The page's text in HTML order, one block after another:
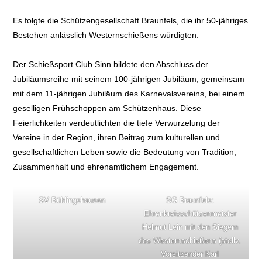
Es folgte die Schützengesellschaft Braunfels, die ihr 50-jähriges
Bestehen anlässlich Westernschießens würdigten.
Der Schießsport Club Sinn bildete den Abschluss der
Jubiläumsreihe mit seinem 100-jährigen Jubiläum, gemeinsam
mit dem 11-jährigen Jubiläum des Karnevalsvereins, bei einem
geselligen Frühschoppen am Schützenhaus. Diese
Feierlichkeiten verdeutlichten die tiefe Verwurzelung der
Vereine in der Region, ihren Beitrag zum kulturellen und
gesellschaftlichen Leben sowie die Bedeutung von Tradition,
Zusammenhalt und ehrenamtlichem Engagement.
SV Büblingshausen
SG Braunfels:
Ehrenkreisschützenmeister
Helmut Lein mit den Siegern
des Westernschießens (stellv.
Vorsitzender Karl